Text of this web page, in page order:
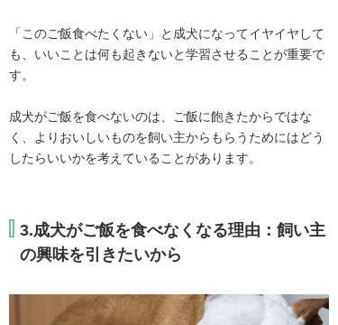
「このご飯食べたくない」と成犬になってイヤイヤして
も、いいことは何も起きないと学習させることが重要で
す。
成犬がご飯を食べないのは、ご飯に飽きたからではな
く、よりおいしいものを飼い主からもらうためにはどう
したらいいかを考えていることがあります。
3.成犬がご飯を食べなくなる理由：飼い主
の興味を引きたいから